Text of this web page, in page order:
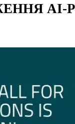
AI-